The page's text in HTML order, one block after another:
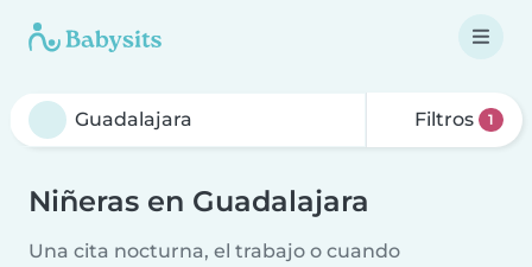
Filtros 1
Niñeras en Guadalajara
Una cita nocturna, el trabajo o cuando